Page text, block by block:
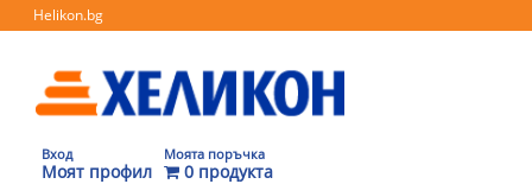
Helikon.bg
Вход
Моят профил
Моята поръчка
0 продукта